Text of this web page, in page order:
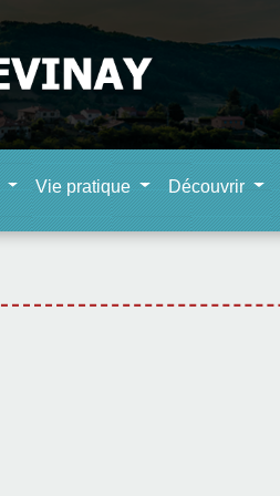
Vie pratique Découvrir